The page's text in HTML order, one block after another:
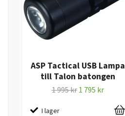
ASP Tactical USB Lampa
till Talon batongen
1 995 kr 1 795 kr
I lager